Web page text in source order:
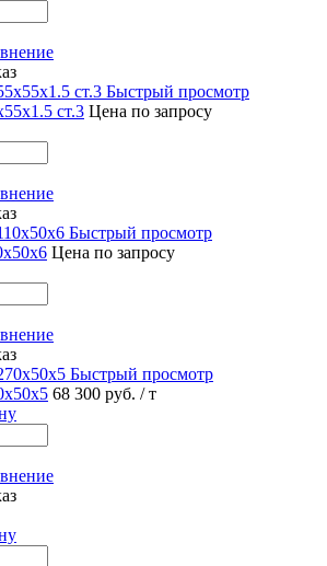
Быстрый просмотр
ст.3 Цена по запросу
Быстрый просмотр
Цена по запросу
Быстрый просмотр
68 300 руб. / т